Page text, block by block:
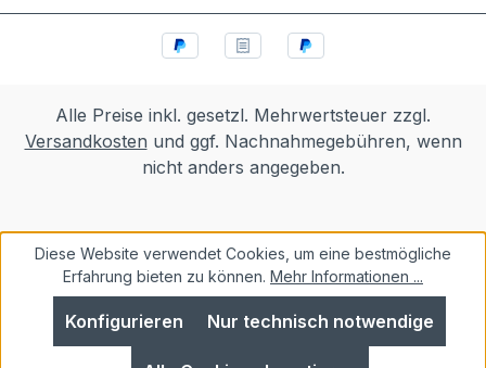
Alle Preise inkl. gesetzl. Mehrwertsteuer zzgl.
Versandkosten und ggf. Nachnahmegebühren, wenn
nicht anders angegeben.
Diese Website verwendet Cookies, um eine bestmögliche
Erfahrung bieten zu können. Mehr Informationen ...
Nur technisch notwendige
Konfigurieren